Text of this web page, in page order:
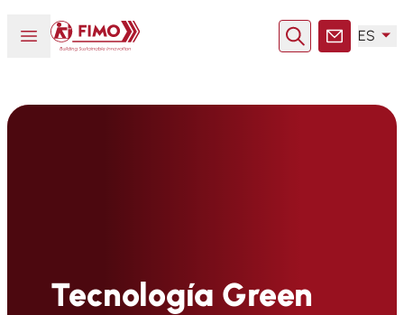
Abrir o cerrar el menú
Volver a la página principal
Buscar enContacto
ES
Tecnología Green